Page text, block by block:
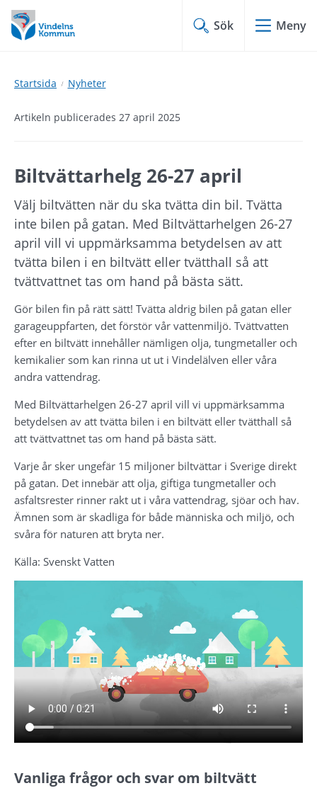
Hoppa
till
innehåll
Hoppa
till
undermeny
Sök Meny
Startsida Nyheter
Artikeln publicerades 27 april 2025
Biltvättarhelg 26-27 april
Välj biltvätten när du ska tvätta din bil. Tvätta
inte bilen på gatan. Med Biltvättarhelgen 26-27
april vill vi uppmärksamma betydelsen av att
tvätta bilen i en biltvätt eller tvätthall så att
tvättvattnet tas om hand på bästa sätt.
Gör bilen fin på rätt sätt! Tvätta aldrig bilen på gatan eller
garageuppfarten, det förstör vår vattenmiljö. Tvättvatten
efter en biltvätt innehåller nämligen olja, tungmetaller och
kemikalier som kan rinna ut ut i Vindelälven eller våra
andra vattendrag.
Med Biltvättarhelgen 26-27 april vill vi uppmärksamma
betydelsen av att tvätta bilen i en biltvätt eller tvätthall så
att tvättvattnet tas om hand på bästa sätt.
Varje år sker ungefär 15 miljoner biltvättar i Sverige direkt
på gatan. Det innebär att olja, giftiga tungmetaller och
asfaltsrester rinner rakt ut i våra vattendrag, sjöar och hav.
Ämnen som är skadliga för både människa och miljö, och
svåra för naturen att bryta ner.
Källa: Svenskt Vatten
Vanliga frågor och svar om biltvätt